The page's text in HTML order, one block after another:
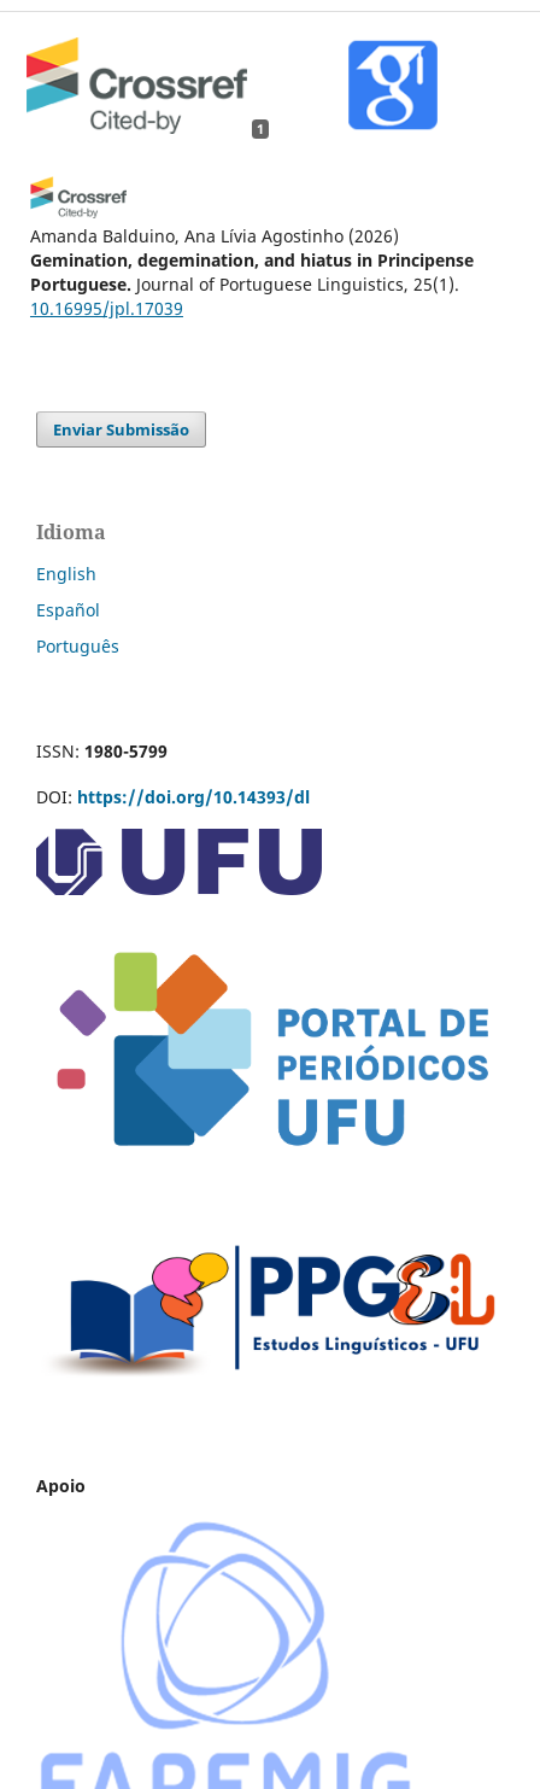
1
Amanda Balduino, Ana Lívia Agostinho (2026)
Gemination, degemination, and hiatus in Principense
Portuguese. Journal of Portuguese Linguistics, 25(1).
10.16995/jpl.17039
Enviar Submissão
Idioma
English
Español
Português
ISSN: 1980-5799
DOI: https://doi.org/10.14393/dl
Apoio